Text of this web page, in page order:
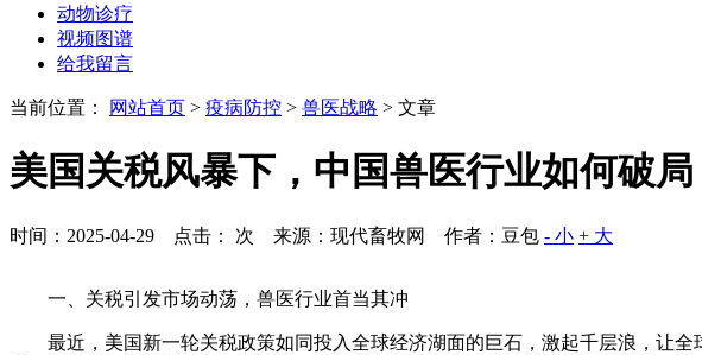
动物诊疗
视频图谱
给我留言
当前位置： 网站首页 > 疫病防控 > 兽医战略 > 文章
美国关税风暴下，中国兽医行业如何破局
时间：2025-04-29 点击： 次 来源：现代畜牧网 作者：豆包 - 小 + 大
一、关税引发市场动荡，兽医行业首当其冲
最近，美国新一轮关税政策如同投入全球经济湖面的巨石，激起千层浪，让